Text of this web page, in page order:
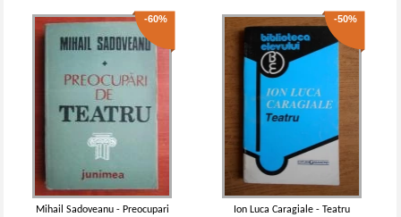
-60%
Mihail Sadoveanu - Preocupari
-50%
Ion Luca Caragiale - Teatru